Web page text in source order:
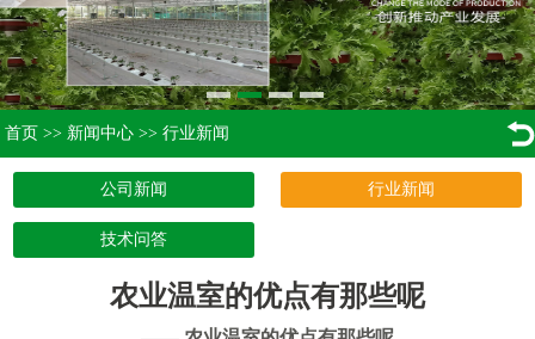
首页 >> 新闻中心 >> 行业新闻
公司新闻 行业新闻
技术问答
农业温室的优点有那些呢